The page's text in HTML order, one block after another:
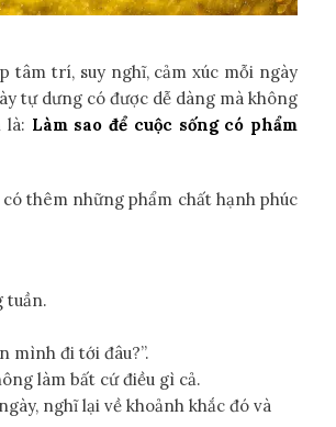
tâm trí, suy nghĩ, cảm xúc mỗi ngày
tự dưng có được dễ dàng mà không
là: Làm sao để cuộc sống có phẩm
thêm những phẩm chất hạnh phúc
tuần.
mình đi tới đâu?”.
làm bất cứ điều gì cả.
nghĩ lại về khoảnh khắc đó và